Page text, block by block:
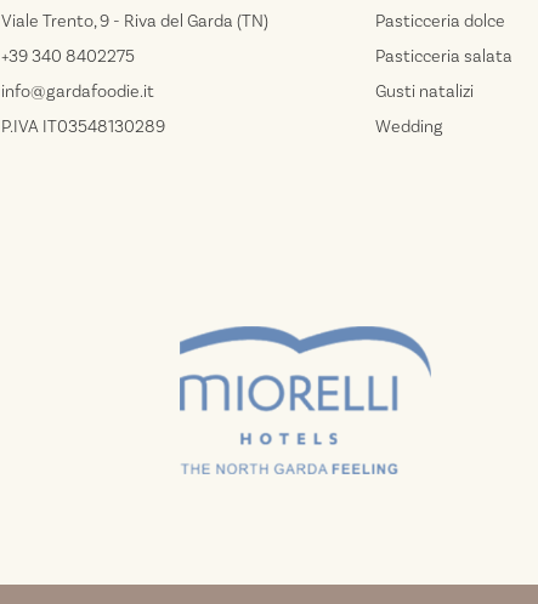
Viale Trento, 9 - Riva del Garda (TN)
+39 340 8402275
info@gardafoodie.it
P.IVA IT03548130289
Pasticceria dolce
Pasticceria salata
Gusti natalizi
Wedding